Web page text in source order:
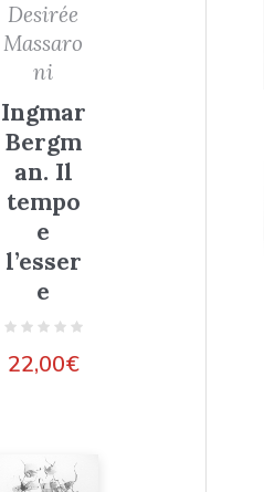
Desirée
Massaro
ni
Ingmar
Bergm
an. Il
tempo
e
l’esser
e
22,00€